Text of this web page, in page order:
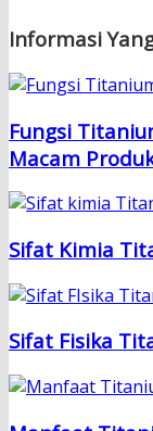
Informasi
Fungsi
Macam
Sifat Kimia
Sifat Fisika